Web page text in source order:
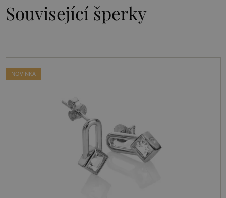
Související šperky
NOVINKA